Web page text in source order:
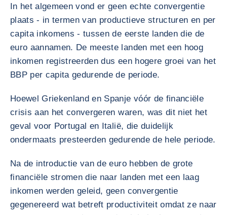
In het algemeen vond er geen echte convergentie
plaats - in termen van productieve structuren en per
capita inkomens - tussen de eerste landen die de
euro aannamen. De meeste landen met een hoog
inkomen registreerden dus een hogere groei van het
BBP per capita gedurende de periode.
Hoewel Griekenland en Spanje vóór de financiële
crisis aan het convergeren waren, was dit niet het
geval voor Portugal en Italië, die duidelijk
ondermaats presteerden gedurende de hele periode.
Na de introductie van de euro hebben de grote
financiële stromen die naar landen met een laag
inkomen werden geleid, geen convergentie
gegenereerd wat betreft productiviteit omdat ze naar